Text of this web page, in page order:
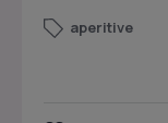
aperitive